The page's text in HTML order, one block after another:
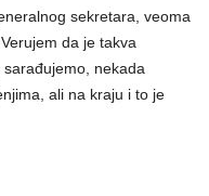
sekretara, veoma
da je takva
nekada
ali na kraju i to je